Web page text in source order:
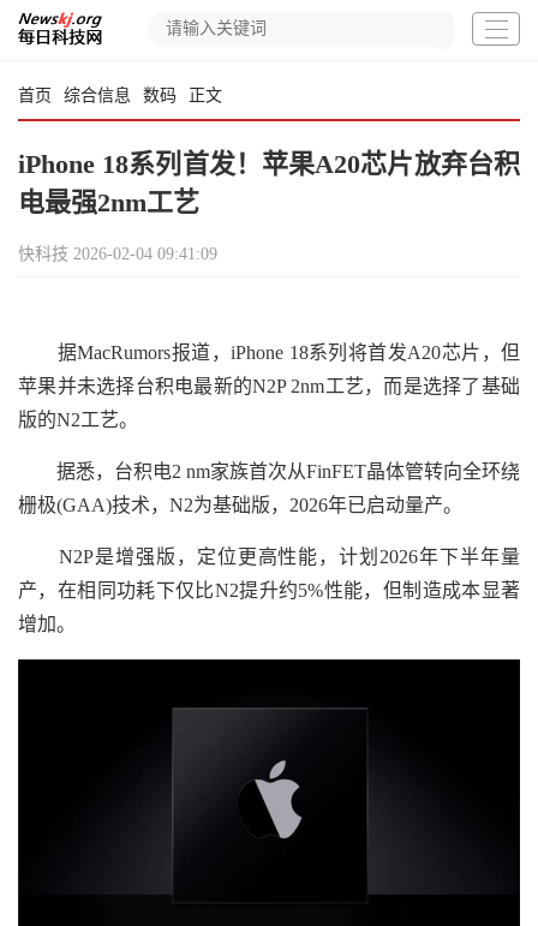
首页 综合信息 数码 正文
iPhone 18系列首发！苹果A20芯片放弃台积
电最强2nm工艺
快科技 2026-02-04 09:41:09
据MacRumors报道，iPhone 18系列将首发A20芯片，但
苹果并未选择台积电最新的N2P 2nm工艺，而是选择了基础
版的N2工艺。
据悉，台积电2 nm家族首次从FinFET晶体管转向全环绕
栅极(GAA)技术，N2为基础版，2026年已启动量产。
N2P是增强版，定位更高性能，计划2026年下半年量
产，在相同功耗下仅比N2提升约5%性能，但制造成本显著
增加。